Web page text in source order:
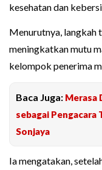
kesehatan dan
Menurutnya, langkah
meningkatkan mutu
kelompok penerima
Baca Juga: Merasa
sebagai Pengacara
Sonjaya
Ia mengatakan,